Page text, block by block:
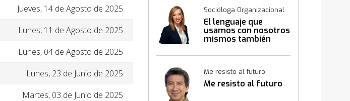
Jueves, 14 de Agosto de 2025
Lunes, 11 de Agosto de 2025
Lunes, 04 de Agosto de 2025
Lunes, 23 de Junio de 2025
Martes, 03 de Junio de 2025
Socióloga Organizacional
El lenguaje que
usamos con nosotros
mismos también
Me resisto al futuro
Me resisto al futuro